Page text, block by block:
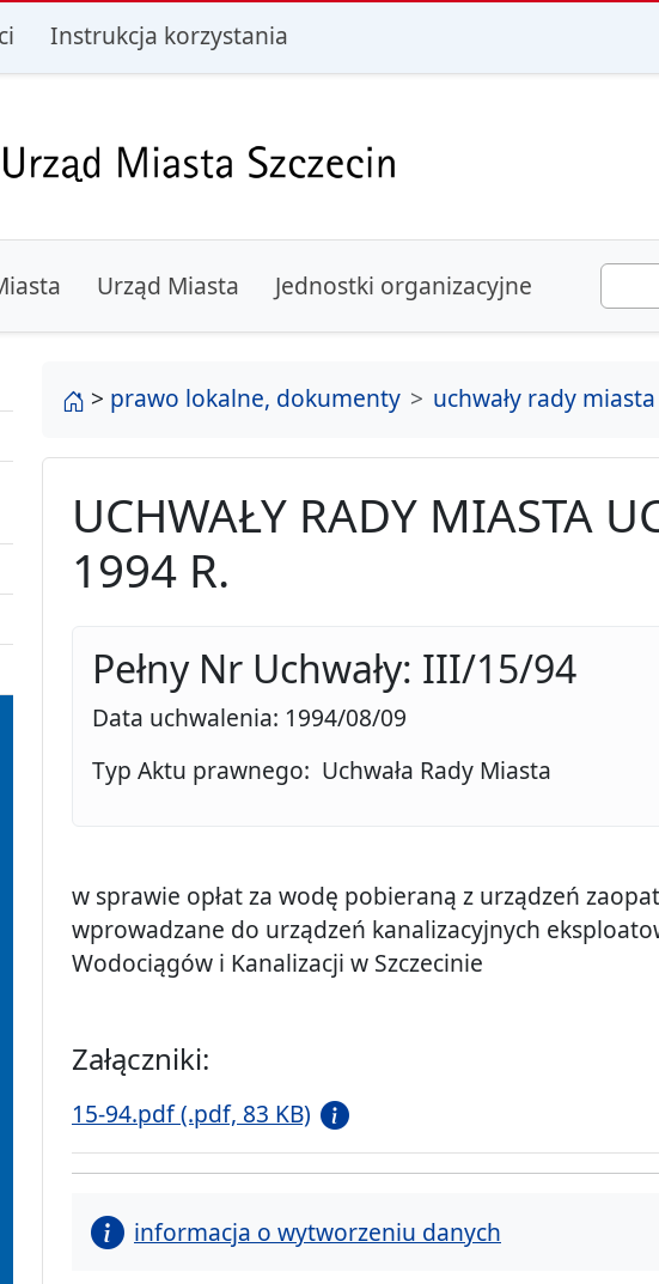
treści
Instrukcja korzystania
Urząd Miasta Jednostki organizacyjne
strona główna
> prawo lokalne, dokumenty uchwały rady miasta
UCHWAŁY RADY MIASTA
1994 R.
Pełny Nr Uchwały: III/15/94
Data uchwalenia: 1994/08/09
Typ Aktu prawnego: Uchwała Rady Miasta
w sprawie opłat za wodę pobieraną z urządzeń
wprowadzane do urządzeń kanalizacyjnych
Wodociągów i Kanalizacji w Szczecinie
Załączniki:
15-94.pdf (.pdf, 83 KB)
informacja o wytworzeniu danych